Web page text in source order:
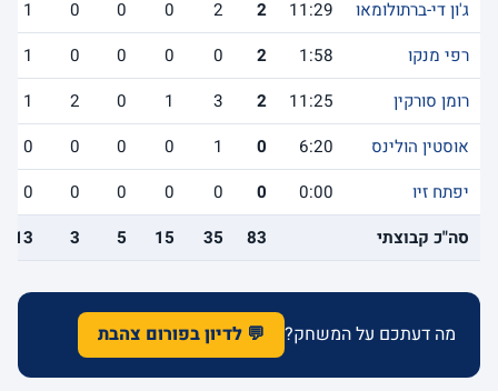
ג'ון די-ברתולומאו
11:29
2
2
0
0
0
1
רפי מנקו
1:58
2
0
0
0
0
1
רומן סורקין
11:25
2
3
1
0
2
1
אוסטין הולינס
6:20
0
1
0
0
0
0
יפתח זיו
0:00
0
0
0
0
0
0
סה"כ קבוצתי
83
35
15
5
3
13
מה דעתכם על המשחק? 💬 לדיון בפורום צהבת